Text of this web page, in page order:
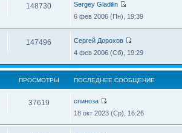
148730
Sergey Gladilin
6 фев 2006 (Пн), 19:39
147496
Сергей Дорохов
4 фев 2006 (Сб), 19:29
ПРОСМОТРЫ ПОСЛЕДНЕЕ СООБЩЕНИЕ
37619
спиноза
18 окт 2023 (Ср), 16:26